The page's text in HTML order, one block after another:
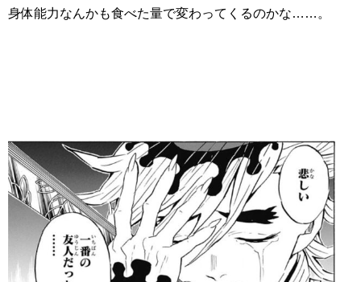
身体能力なんかも食べた量で変わってくるのかな……。